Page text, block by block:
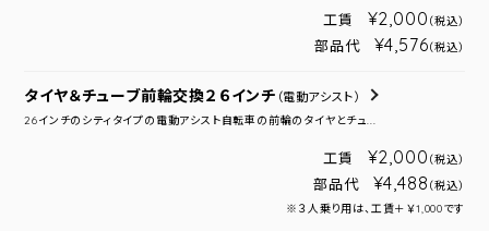
工賃 ¥2,000 （税込）
部品代 ¥4,576（税込）
タイヤ＆チューブ前輪交換２６インチ （電動アシスト）
26インチのシティタイプの電動アシスト自転車の前輪のタイヤとチュ...
工賃 ¥2,000 （税込）
部品代 ¥4,488 （税込）
※３人乗り用は、工賃＋￥1,000です